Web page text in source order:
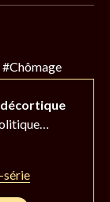
#Chômage
série